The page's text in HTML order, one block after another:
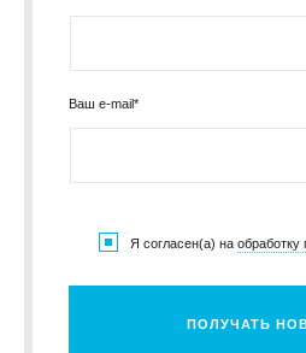
Ваш e-mail*
Я согласен(а) на
ПОЛУЧАТЬ